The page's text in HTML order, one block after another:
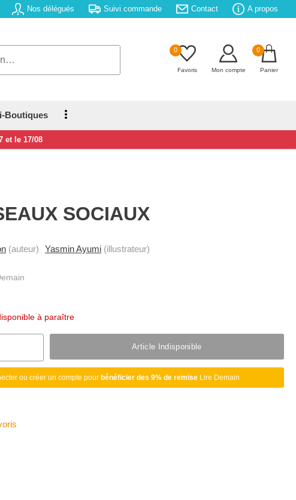
Nos délégués Suivi commande Contact A propos
0
Favoris Mon compte
0
Panier
Boutiques
et le 17/08
SOCIAUX
(auteur) Yasmin Ayumi (illustrateur)
à paraître
Article Indisponible
ou créer un compte pour bénéficier des 9% de remiseLire Demain